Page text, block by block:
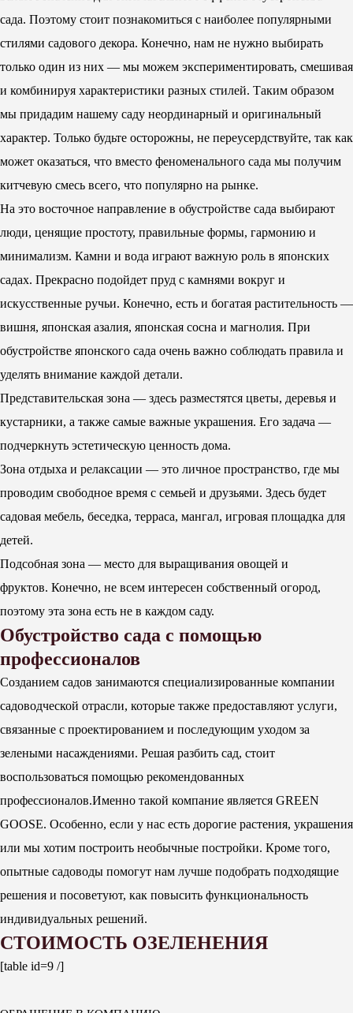
сада. Поэтому стоит познакомиться с наиболее популярными
стилями садового декора. Конечно, нам не нужно выбирать
только один из них — мы можем экспериментировать, смешивая
и комбинируя характеристики разных стилей. Таким образом
мы придадим нашему саду неординарный и оригинальный
характер. Только будьте осторожны, не переусердствуйте, так как
может оказаться, что вместо феноменального сада мы получим
китчевую смесь всего, что популярно на рынке.
На это восточное направление в обустройстве сада выбирают
люди, ценящие простоту, правильные формы, гармонию и
минимализм. Камни и вода играют важную роль в японских
садах. Прекрасно подойдет пруд с камнями вокруг и
искусственные ручьи. Конечно, есть и богатая растительность —
вишня, японская азалия, японская сосна и магнолия. При
обустройстве японского сада очень важно соблюдать правила и
уделять внимание каждой детали.
Представительская зона — здесь разместятся цветы, деревья и
кустарники, а также самые важные украшения. Его задача —
подчеркнуть эстетическую ценность дома.
Зона отдыха и релаксации — это личное пространство, где мы
проводим свободное время с семьей и друзьями. Здесь будет
садовая мебель, беседка, терраса, мангал, игровая площадка для
детей.
Подсобная зона — место для выращивания овощей и
фруктов. Конечно, не всем интересен собственный огород,
поэтому эта зона есть не в каждом саду.
Обустройство сада с помощью
профессионалов
Созданием садов занимаются специализированные компании
садоводческой отрасли, которые также предоставляют услуги,
связанные с проектированием и последующим уходом за
зелеными насаждениями. Решая разбить сад, стоит
воспользоваться помощью рекомендованных
профессионалов.Именно такой компание является GREEN
GOOSE. Особенно, если у нас есть дорогие растения, украшения
или мы хотим построить необычные постройки. Кроме того,
опытные садоводы помогут нам лучше подобрать подходящие
решения и посоветуют, как повысить функциональность
индивидуальных решений.
СТОИМОСТЬ ОЗЕЛЕНЕНИЯ
[table id=9 /]